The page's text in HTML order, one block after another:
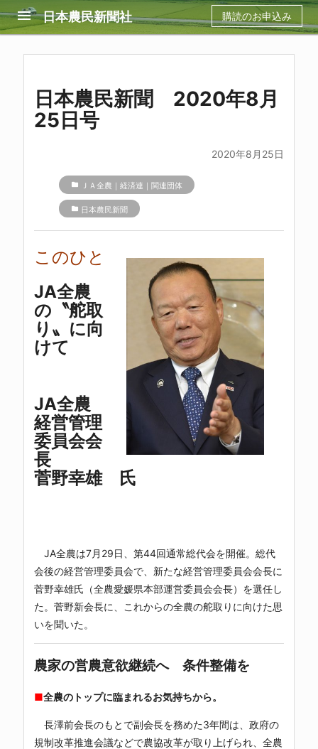
menu 日本農民新聞社 購読のお申込み
日本農民新聞 2020年8月
25日号
2020年8月25日
folder ＪＡ全農｜経済連｜関連団体
folder 日本農民新聞
このひと
JA全農
の〝舵取
り〟に向
けて
JA全農
経営管理
委員会会
長
菅野幸雄 氏
JA全農は7月29日、第44回通常総代会を開催。総代
会後の経営管理委員会で、新たな経営管理委員会会長に
菅野幸雄氏（全農愛媛県本部運営委員会会長）を選任し
た。菅野新会長に、これからの全農の舵取りに向けた思
いを聞いた。
農家の営農意欲継続へ 条件整備を
■全農のトップに臨まれるお気持ちから。
長澤前会長のもとで副会長を務めた3年間は、政府の
規制改革推進会議などで農協改革が取り上げられ、全農